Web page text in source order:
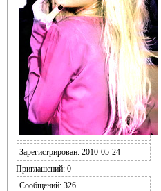
Зарегистрирован: 2010-05-24
Приглашений:0
Сообщений:326